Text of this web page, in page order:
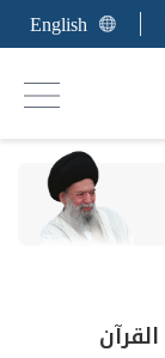
English